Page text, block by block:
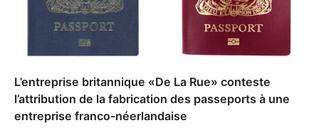
L’entreprise britannique «De La Rue» conteste
l’attribution de la fabrication des passeports à une
entreprise franco-néerlandaise